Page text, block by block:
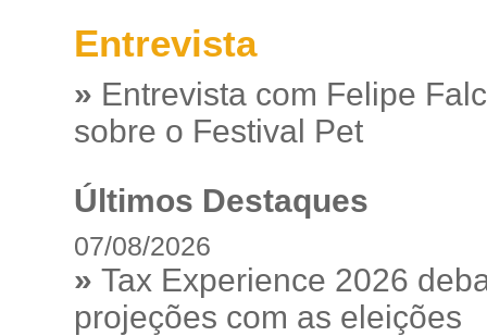
Entrevista
» Entrevista com Felipe
sobre o Festival Pet
Últimos Destaques
07/08/2026
» Tax Experience 2026
projeções com as eleições